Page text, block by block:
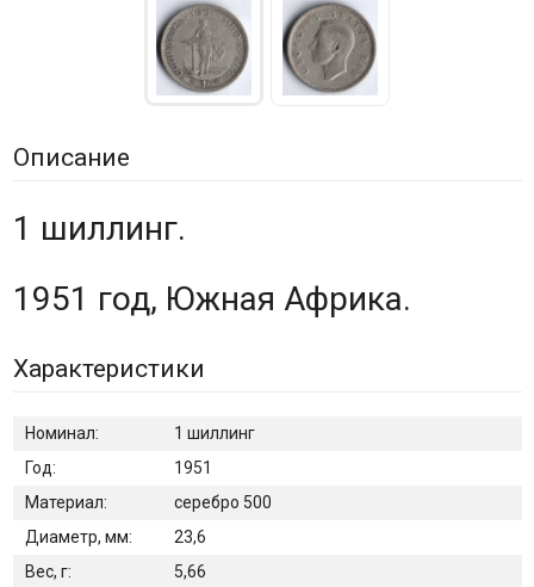
Описание
1 шиллинг.
1951 год, Южная Африка.
Характеристики
Номинал:
1 шиллинг
Год:
1951
Материал:
серебро 500
Диаметр, мм:
23,6
Вес, г:
5,66